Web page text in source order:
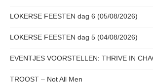
LOKERSE FEESTEN dag 6 (05/08/2026)
LOKERSE FEESTEN dag 5 (04/08/2026)
EVENTJES VOORSTELLEN: THRIVE IN
TROOST – Not All Men